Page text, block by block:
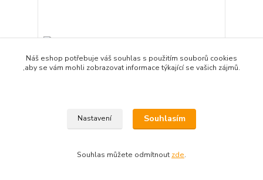
Yodeyma Paris BOREAL Eau de Parfum 15ml
Náš eshop potřebuje váš souhlas s použitím souborů cookies
,aby se vám mohli zobrazovat informace týkající se vašich zájmů.
Nastavení Souhlasím
Souhlas můžete odmítnout zde.